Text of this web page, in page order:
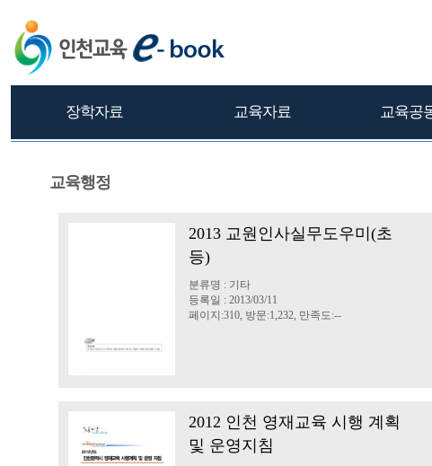
장학자료 교육자료 교육공
교육행정
2013 교원인사실무도우미(초
등)
분류명 : 기타
등록일 : 2013/03/11
페이지:310, 방문:1,232, 만족도:--
2012 인천 영재교육 시행 계획
및 운영지침